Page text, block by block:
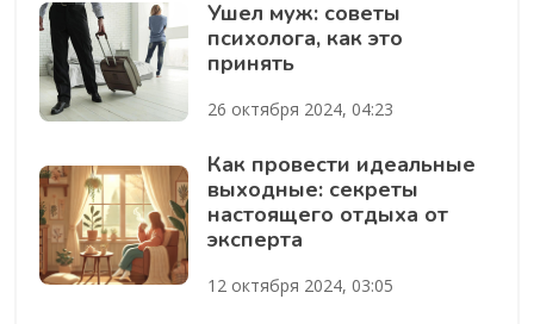
Ушел муж: советы
психолога, как это
принять
26 октября 2024, 04:23
Как провести идеальные
выходные: секреты
настоящего отдыха от
эксперта
12 октября 2024, 03:05